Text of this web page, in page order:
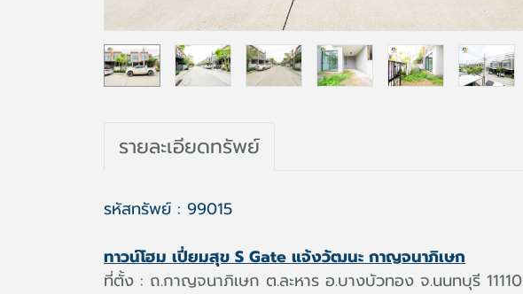
รายละเอียดทรัพย์
รหัสทรัพย์ : 99015
ทาวน์โฮม เปี่ยมสุข S Gate แจ้งวัฒนะ กาญจนาภิเษก
ที่ตั้ง : ถ.กาญจนาภิเษก ต.ละหาร อ.บางบัวทอง จ.นนทบุรี 11110